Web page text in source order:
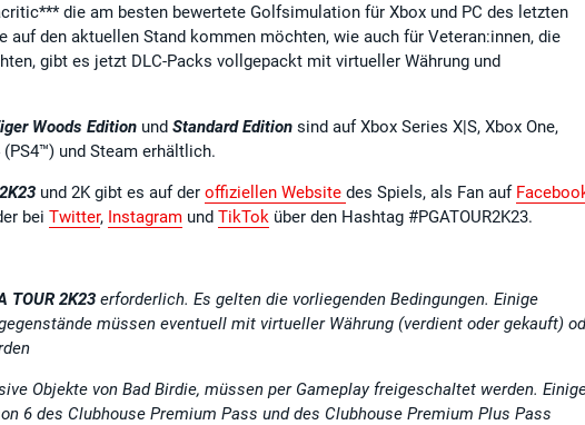
die am besten bewertete Golfsimulation für Xbox und PC des letzten
auf den aktuellen Stand kommen möchten, wie auch für Veteran:innen, die
gibt es jetzt DLC-Packs vollgepackt mit virtueller Währung und
Woods Edition und Standard Edition sind auf Xbox Series X|S, Xbox One,
und Steam erhältlich.
und 2K gibt es auf der offiziellen Website des Spiels, als Fan auf
bei Twitter, Instagram und TikTok über den Hashtag #PGATOUR2K23.
TOUR 2K23 erforderlich. Es gelten die vorliegenden Bedingungen. Einige
müssen eventuell mit virtueller Währung (verdient oder gekauft)
Objekte von Bad Birdie, müssen per Gameplay freigeschaltet werden.
6 des Clubhouse Premium Pass und des Clubhouse Premium Plus Pass